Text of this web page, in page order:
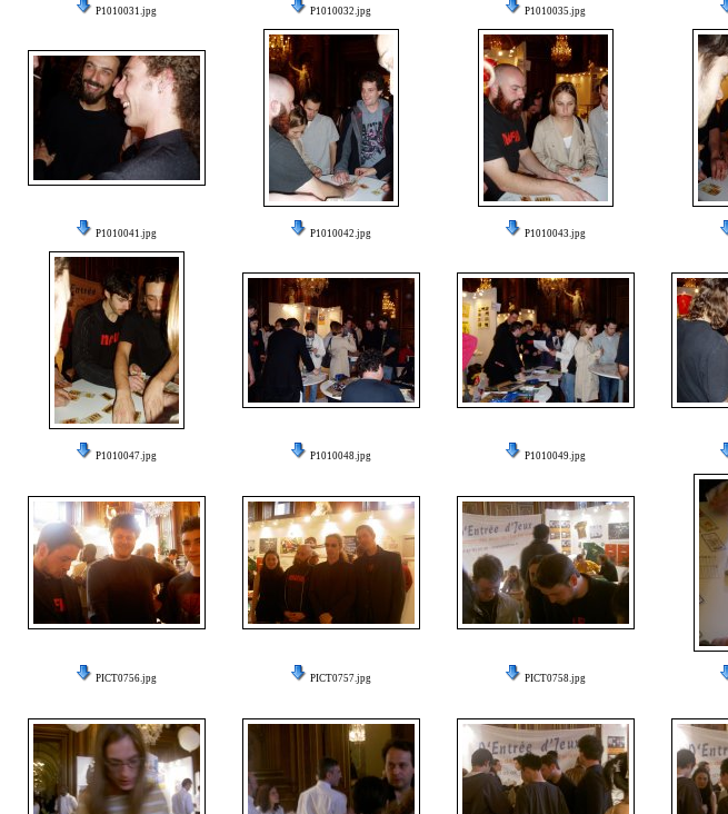
P1010031.jpg P1010032.jpg P1010035.jpg
P1010041.jpg P1010042.jpg P1010043.jpg
P1010047.jpg P1010048.jpg P1010049.jpg
PICT0756.jpg PICT0757.jpg PICT0758.jpg